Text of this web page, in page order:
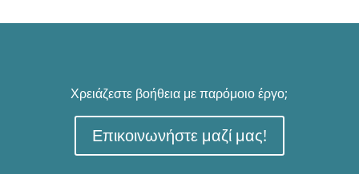
Χρειάζεστε βοήθεια με παρόμοιο έργο;
Επικοινωνήστε μαζί μας!